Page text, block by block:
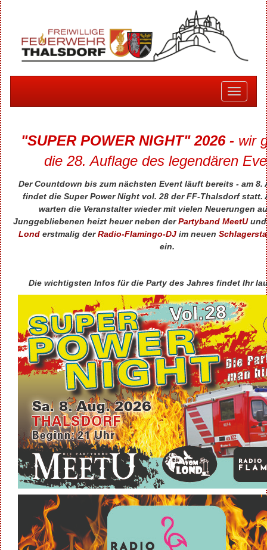
Toggle
"SUPER POWER NIGHT" 2026 - wir
die 28. Auflage des legendären
Der Countdown bis zum nächsten Event läuft bereits - am 8.
findet die Super Power Night vol. 28 der FF-Thalsdorfstatt.
warten die Veranstalterwieder mit vielen Neuerungen
Junggebliebenen heizt heuer neben derPartyband MeetU
Lond erstmalig derRadio-Flamingo-DJ im neuen
ein.
Die wichtigsten Infos für die Party des Jahres findet Ihr